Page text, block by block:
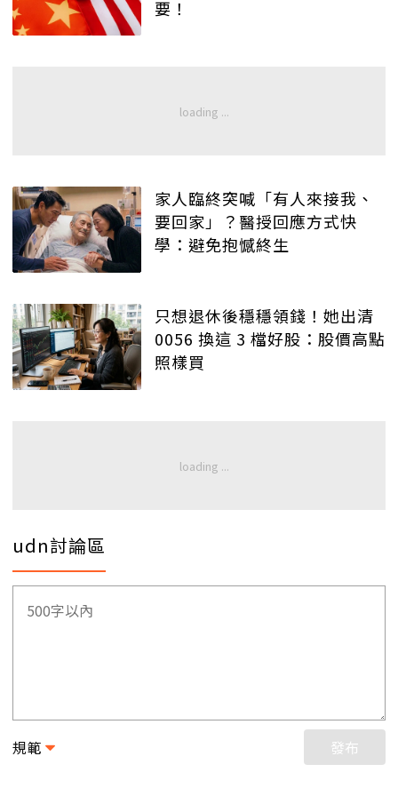
要！
家人臨終突喊「有人來接我、
要回家」？醫授回應方式快
學：避免抱憾終生
只想退休後穩穩領錢！她出清
0056 換這 3 檔好股：股價高點
照樣買
udn討論區
規範 發布